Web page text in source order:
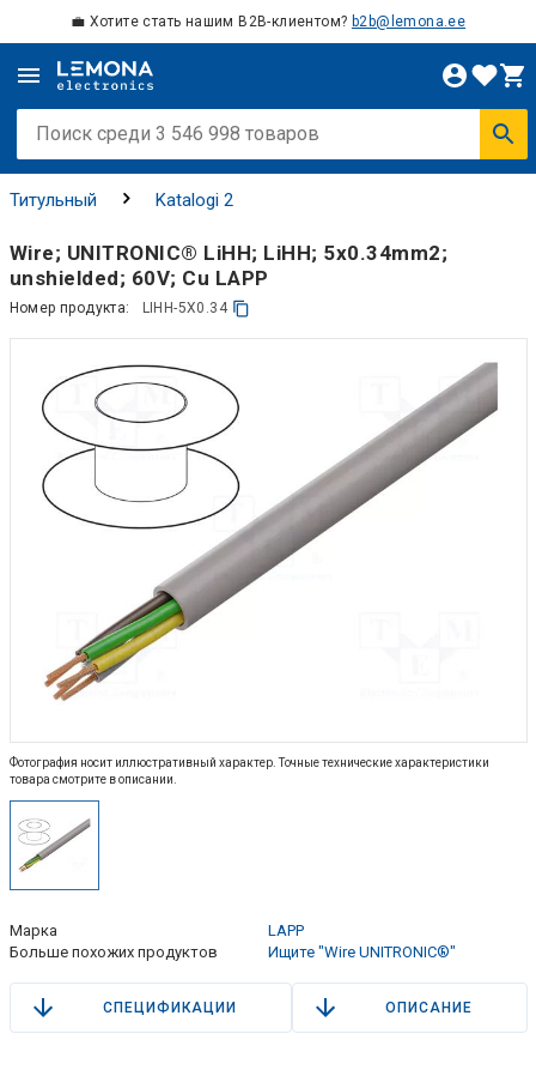
💼 Хотите стать нашим B2B-клиентом? b2b@lemona.ee
Титульный Katalogi 2
Wire; UNITRONIC® LiHH; LiHH; 5x0.34mm2;
unshielded; 60V; Cu LAPP
Номер продукта: LIHH-5X0.34
Фотография носит иллюстративный характер. Точные технические характеристики
товара смотрите в описании.
Марка
LAPP
Больше похожих продуктов
Ищите "Wire UNITRONIC®"
СПЕЦИФИКАЦИИ ОПИСАНИЕ